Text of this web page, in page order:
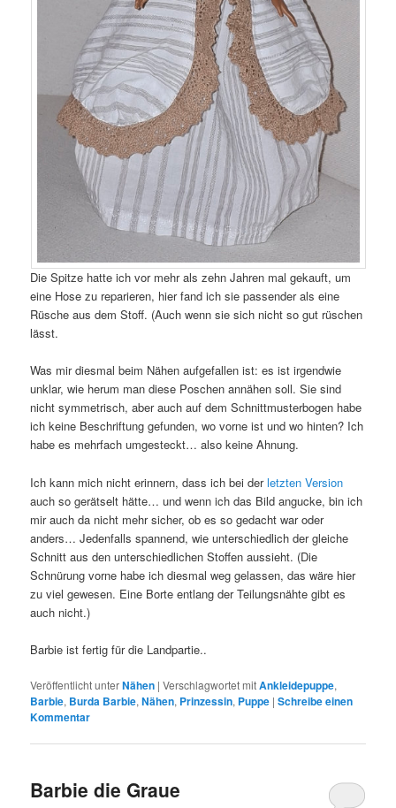
Die Spitze hatte ich vor mehr als zehn Jahren mal gekauft, um
eine Hose zu reparieren, hier fand ich sie passender als eine
Rüsche aus dem Stoff. (Auch wenn sie sich nicht so gut rüschen
lässt.
Was mir diesmal beim Nähen aufgefallen ist: es ist irgendwie
unklar, wie herum man diese Poschen annähen soll. Sie sind
nicht symmetrisch, aber auch auf dem Schnittmusterbogen habe
ich keine Beschriftung gefunden, wo vorne ist und wo hinten? Ich
habe es mehrfach umgesteckt… also keine Ahnung.
Ich kann mich nicht erinnern, dass ich bei derletzten Version
auch so gerätselt hätte… und wenn ich das Bild angucke, bin ich
mir auch da nicht mehr sicher, ob es so gedacht war oder
anders… Jedenfalls spannend, wie unterschiedlich der gleiche
Schnitt aus den unterschiedlichen Stoffen aussieht. (Die
Schnürung vorne habe ich diesmal weg gelassen, das wäre hier
zu viel gewesen. Eine Borte entlang der Teilungsnähte gibt es
auch nicht.)
Barbie ist fertig für die Landpartie..
Veröffentlicht unterNähen |Verschlagwortet mitAnkleidepuppe,
Barbie, Burda Barbie,Nähen, Prinzessin, Puppe |Schreibe einen
Kommentar
Barbie die Graue